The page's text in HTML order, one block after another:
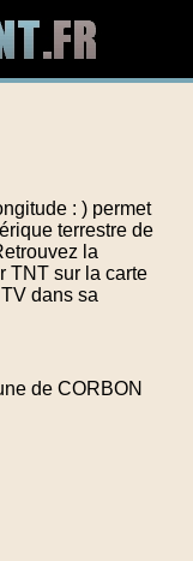
: ) permet
terrestre de
la
TNT sur la carte
dans sa
de CORBON